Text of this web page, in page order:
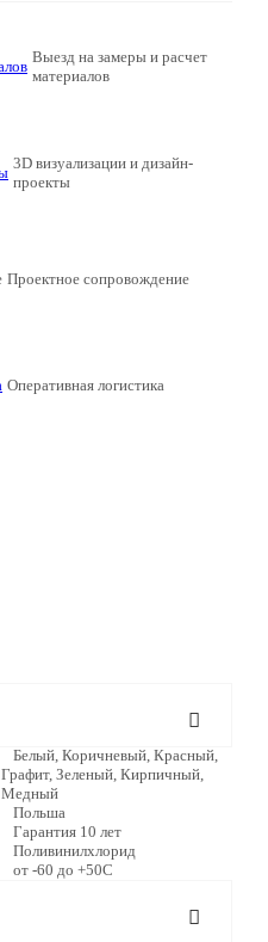
Выезд на замеры и расчет
материалов
3D визуализации и дизайн-
проекты
Проектное сопровождение
Оперативная логистика
Белый, Коричневый, Красный,
Графит, Зеленый, Кирпичный,
Медный
Польша
Гарантия 10 лет
Поливинилхлорид
от -60 до +50С